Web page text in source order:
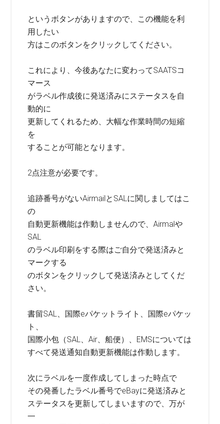
というボタンがありますので、この機能を利
用したい
方はこのボタンをクリックしてください。
これにより、今後あなたに変わってSAATSコ
マース
がラベル作成後に発送済みにステータスを自
動的に
更新してくれるため、大幅な作業時間の短縮
を
することが可能となります。
2点注意が必要です。
追跡番号がないAirmailとSALに関しましてはこ
の
自動更新機能は作動しませんので、Airmalや
SAL
のラベル印刷をする際はご自分で発送済みと
マークする
のボタンをクリックして発送済みとしてくだ
さい。
書留SAL、国際eパケットライト、国際eパケッ
ト、
国際小包（SAL、Air、船便）、EMSについては
すべて発送通知自動更新機能は作動します。
次にラベルを一度作成してしまった時点で
その発番したラベル番号でeBayに発送済みと
ステータスを更新してしまいますので、万が
一